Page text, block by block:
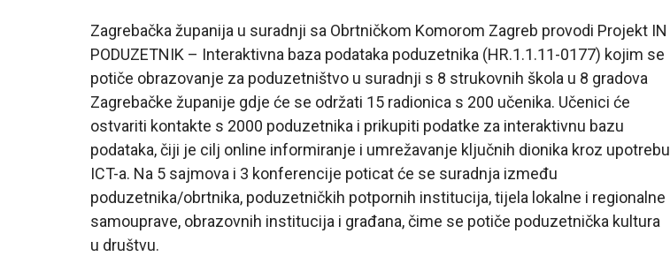
Zagrebačka županija u suradnji sa Obrtničkom Komorom Zagreb provodi Projekt IN
PODUZETNIK – Interaktivna baza podataka poduzetnika (HR.1.1.11-0177) kojim se
potiče obrazovanje za poduzetništvo u suradnji s 8 strukovnih škola u 8 gradova
Zagrebačke županije gdje će se održati 15 radionica s 200 učenika. Učenici će
ostvariti kontakte s 2000 poduzetnika i prikupiti podatke za interaktivnu bazu
podataka, čiji je cilj online informiranje i umrežavanje ključnih dionika kroz upotrebu
ICT-a. Na 5 sajmova i 3 konferencije poticat će se suradnja između
poduzetnika/obrtnika, poduzetničkih potpornih institucija, tijela lokalne i regionalne
samouprave, obrazovnih institucija i građana, čime se potiče poduzetnička kultura
u društvu.